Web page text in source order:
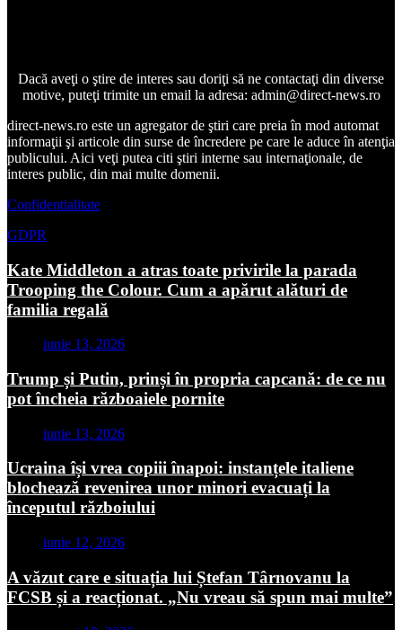
Dacă aveţi o ştire de interes sau doriţi să ne contactaţi din diverse
motive, puteţi trimite un email la adresa: admin@direct-news.ro
direct-news.ro este un agregator de ştiri care preia în mod automat
informaţii şi articole din surse de încredere pe care le aduce în atenţia
publicului. Aici veţi putea citi ştiri interne sau internaţionale, de
interes public, din mai multe domenii.
Confidentialitate
GDPR
Kate Middleton a atras toate privirile la parada
Trooping the Colour. Cum a apărut alături de
familia regală
iunie 13, 2026
Trump și Putin, prinși în propria capcană: de ce nu
pot încheia războaiele pornite
iunie 13, 2026
Ucraina își vrea copiii înapoi: instanțele italiene
blochează revenirea unor minori evacuați la
începutul războiului
iunie 12, 2026
A văzut care e situația lui Ștefan Târnovanu la
FCSB și a reacționat. „Nu vreau să spun mai multe”